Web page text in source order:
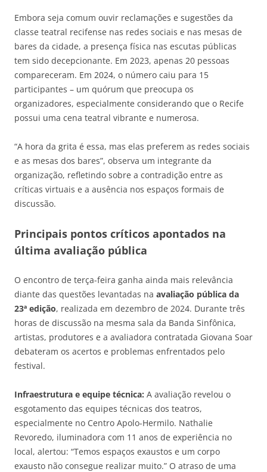
Embora seja comum ouvir reclamações e sugestões da
classe teatral recifense nas redes sociais e nas mesas de
bares da cidade, a presença física nas escutas públicas
tem sido decepcionante. Em 2023, apenas 20 pessoas
compareceram. Em 2024, o número caiu para 15
participantes – um quórum que preocupa os
organizadores, especialmente considerando que o Recife
possui uma cena teatral vibrante e numerosa.
“A hora da grita é essa, mas elas preferem as redes sociais
e as mesas dos bares”, observa um integrante da
organização, refletindo sobre a contradição entre as
críticas virtuais e a ausência nos espaços formais de
discussão.
Principais pontos críticos apontados na
última avaliação pública
O encontro de terça-feira ganha ainda mais relevância
diante das questões levantadas na avaliação pública da
23ª edição, realizada em dezembro de 2024. Durante três
horas de discussão na mesma sala da Banda Sinfônica,
artistas, produtores e a avaliadora contratada Giovana Soar
debateram os acertos e problemas enfrentados pelo
festival.
Infraestrutura e equipe técnica: A avaliação revelou o
esgotamento das equipes técnicas dos teatros,
especialmente no Centro Apolo-Hermilo. Nathalie
Revoredo, iluminadora com 11 anos de experiência no
local, alertou: “Temos espaços exaustos e um corpo
exausto não consegue realizar muito.” O atraso de uma